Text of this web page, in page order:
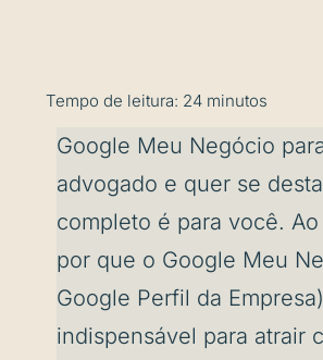
Tempo de leitura: 24 minutos
Google Meu Negócio
advogado e quer se
completo é para você.
por que o Google Meu
Google Perfil da
indispensável para atrair